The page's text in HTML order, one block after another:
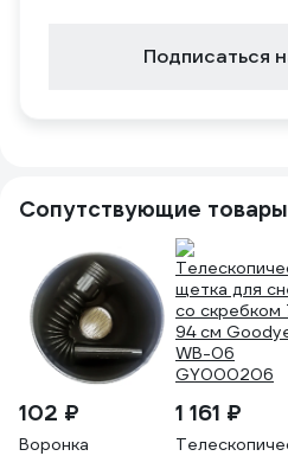
Подписаться
Сопутствующие товары
102 ₽
Воронка
1 161 ₽